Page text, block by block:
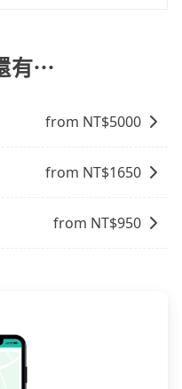
一趟車嚴重耽誤，
的時間。
有固定的路線和時間
。但是客運的班次和
程車的費用相對較
有⋯
from NT$5000
from NT$1650
from NT$950